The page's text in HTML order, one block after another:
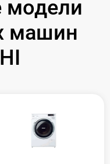
модели
машин